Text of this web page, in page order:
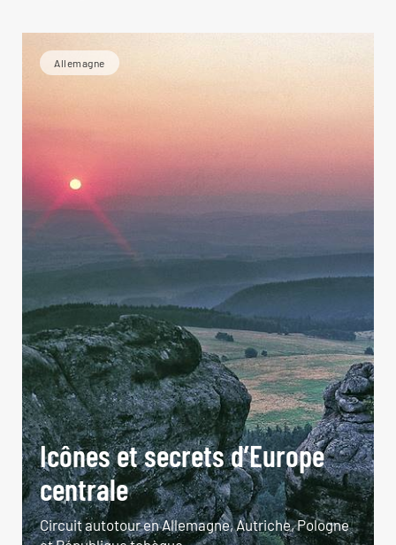
Allemagne
Icônes et secrets d’Europe
centrale
Circuit autotour en Allemagne, Autriche, Pologne